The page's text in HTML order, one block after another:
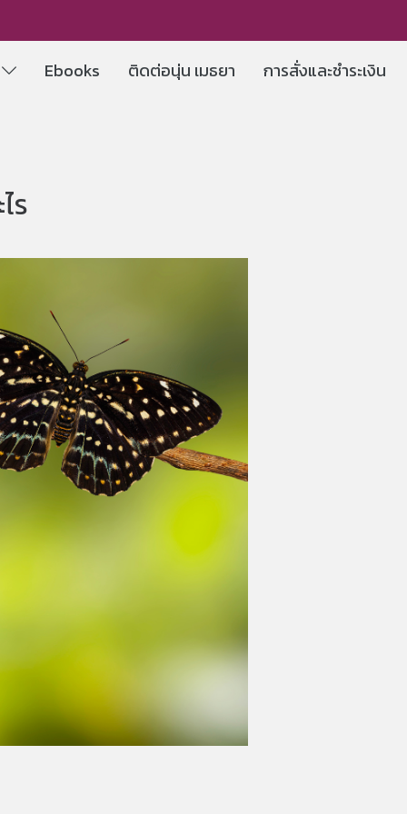
Ebooks ติดต่อนุ่น เมธยา การสั่งและชำระเงิน
ร